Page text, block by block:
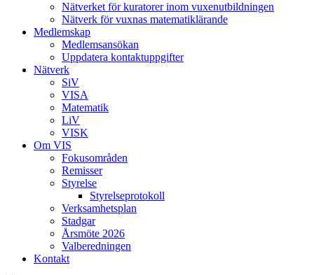
Nätverket för kuratorer inom vuxenutbildningen
Nätverk för vuxnas matematiklärande
Medlemskap
Medlemsansökan
Uppdatera kontaktuppgifter
Nätverk
SiV
VISA
Matematik
LiV
VISK
Om VIS
Fokusområden
Remisser
Styrelse
Styrelseprotokoll
Verksamhetsplan
Stadgar
Årsmöte 2026
Valberedningen
Kontakt